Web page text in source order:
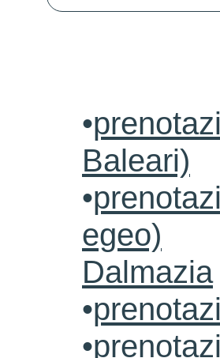
•
Baleari)
•
egeo)
Dalmazia
•
•